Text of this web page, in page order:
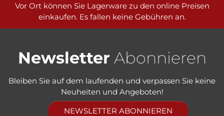
Vor Ort können Sie Lagerware zu den online Preisen
einkaufen. Es fallen keine Gebühren an.
Newsletter Abonnieren
Bleiben Sie auf dem laufenden und verpassen Sie keine
Neuheiten und Angeboten!
NEWSLETTER ABONNIEREN